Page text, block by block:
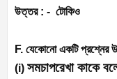
উত্তর : - টোকিও
F. যেকোনো একটি
(i) সমচাপরেখা কাকে